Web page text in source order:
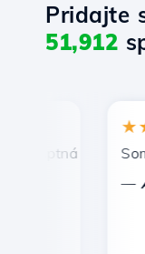
Pridajte
51,912
a efektívna
Som